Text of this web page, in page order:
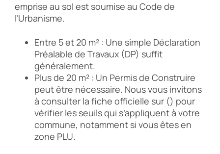
emprise au sol est soumise au Code de
l’Urbanisme.
Entre 5 et 20 m² : Une simple Déclaration
Préalable de Travaux (DP) suffit
généralement.
Plus de 20 m² : Un Permis de Construire
peut être nécessaire. Nous vous invitons
à consulter la fiche officielle sur () pour
vérifier les seuils qui s’appliquent à votre
commune, notamment si vous êtes en
zone PLU.